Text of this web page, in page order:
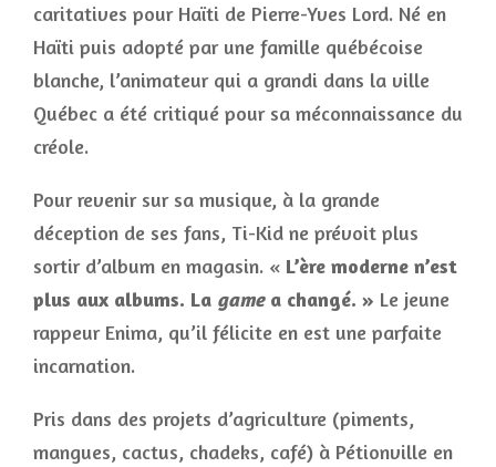
caritatives pour Haïti de Pierre-Yves Lord. Né en
Haïti puis adopté par une famille québécoise
blanche, l’animateur qui a grandi dans la ville
Québec a été critiqué pour sa méconnaissance du
créole.
Pour revenir sur sa musique, à la grande
déception de ses fans, Ti-Kid ne prévoit plus
sortir d’album en magasin. « L’ère moderne n’est
plus aux albums. La gamea changé. » Le jeune
rappeur Enima, qu’il félicite en est une parfaite
incarnation.
Pris dans des projets d’agriculture (piments,
mangues, cactus, chadeks, café) à Pétionville en